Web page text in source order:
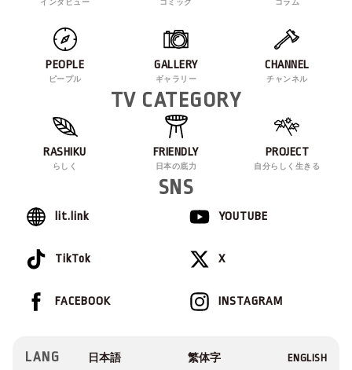
インタビュー コミック コラム
PEOPLE
ピープル
GALLERY
ギャラリー
CHANNEL
チャンネル
TV CATEGORY
RASHIKU
らしく
FRIENDLY
日本の底力
PROJECT
自分らしく生きる
SNS
lit.link YOUTUBE
TikTok X
INSTAGRAM
FACEBOOK
LANG